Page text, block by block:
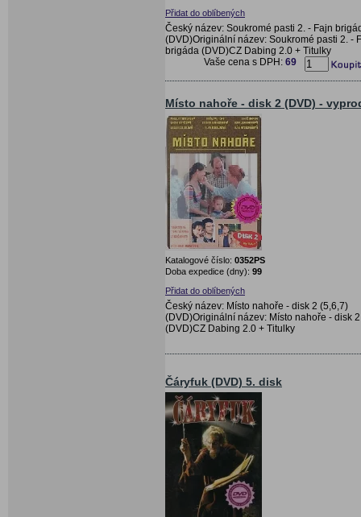
Přidat do oblíbených
Český název: Soukromé pasti 2. - Fajn
(DVD)Originální název: Soukromé pasti 2. -
brigáda (DVD)CZ Dabing 2.0 + Titulky
Vaše cena s DPH: 69
Místo nahoře - disk 2 (DVD) -
Katalogové číslo: 0352PS
Doba expedice (dny): 99
Přidat do oblíbených
Český název: Místo nahoře - disk 2 (5,6,7)
(DVD)Originální název: Místo nahoře - disk 2
(DVD)CZ Dabing 2.0 + Titulky
Čáryfuk (DVD) 5. disk